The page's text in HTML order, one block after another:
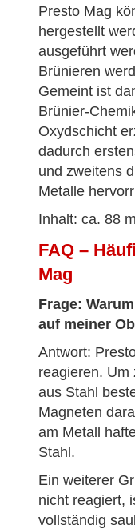
Presto Mag
hergestellt
ausgeführt
Brünieren
Gemeint ist
Brünier-
Oxydschicht
dadurch
und zweitens
Metalle
Inhalt: ca. 88 ml
FAQ –
Mag
Frage:
auf meiner
Antwort:
reagieren. Um
aus Stahl
Magneten
am Metall
Stahl.
Ein weiterer
nicht reagiert,
vollständig